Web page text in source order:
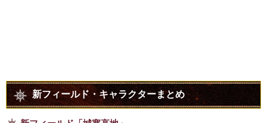
新フィールド・キャラクターまとめ